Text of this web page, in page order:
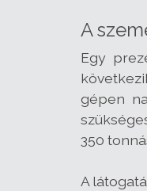
A
Egy
gépen
350
A